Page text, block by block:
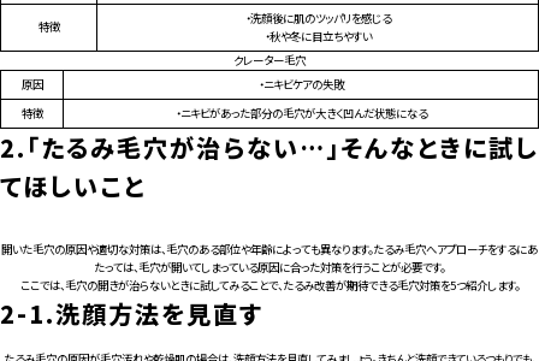
特徴
・洗顔後に肌のツッパリを感じる
・秋や冬に目立ちやすい
クレーター毛穴
原因
・ニキビケアの失敗
特徴
・ニキビがあった部分の毛穴が大きく凹んだ状態になる
2. 「たるみ毛穴が治らない…」そんなときに試し
てほしいこと
開いた毛穴の原因や適切な対策は、毛穴のある部位や年齢によっても異なります。たるみ毛穴へアプローチをするにあ
たっては、毛穴が開いてしまっている原因に合った対策を行うことが必要です。
ここでは、毛穴の開きが治らないときに試してみることで、たるみ改善が期待できる毛穴対策を5つ紹介します。
2-1.洗顔方法を見直す